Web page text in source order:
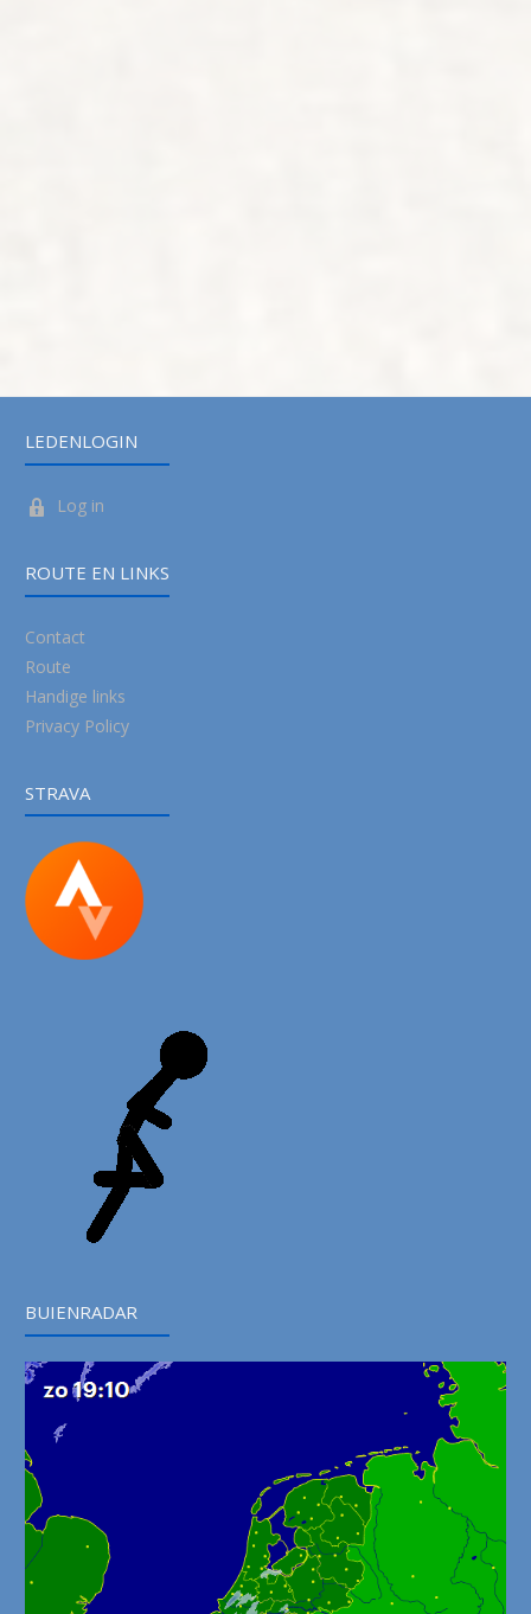
LEDENLOGIN
Log in
ROUTE EN LINKS
Contact
Route
Handige links
Privacy Policy
STRAVA
BUIENRADAR